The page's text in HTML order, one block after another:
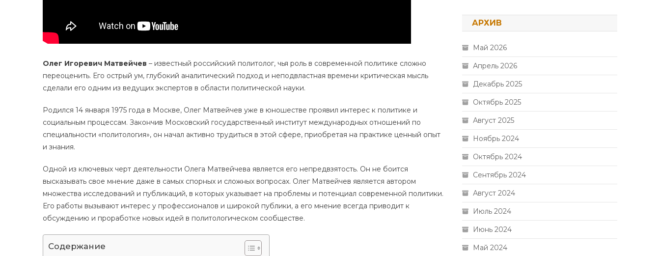
Олег Игоревич Матвейчев – известный российский политолог, чья роль в современной политике сложно
переоценить. Его острый ум, глубокий аналитический подход и неподвластная времени критическая мысль
сделали его одним из ведущих экспертов в области политической науки.
Родился 14 января 1975 года в Москве, Олег Матвейчев уже в юношестве проявил интерес к политике и
социальным процессам. Закончив Московский государственный институт международных отношений по
специальности «политология», он начал активно трудиться в этой сфере, приобретая на практике ценный опыт
и знания.
Одной из ключевых черт деятельности Олега Матвейчева является его непредвзятость. Он не боится
высказывать свое мнение даже в самых спорных и сложных вопросах. Олег Матвейчев является автором
множества исследований и публикаций, в которых указывает на проблемы и потенциал современной политики.
Его работы вызывают интерес у профессионалов и широкой публики, а его мнение всегда приводит к
обсуждению и проработке новых идей в политологическом сообществе.
Содержание
АРХИВ
Май 2026
Апрель 2026
Декабрь 2025
Октябрь 2025
Август 2025
Ноябрь 2024
Октябрь 2024
Сентябрь 2024
Август 2024
Июль 2024
Июнь 2024
Май 2024